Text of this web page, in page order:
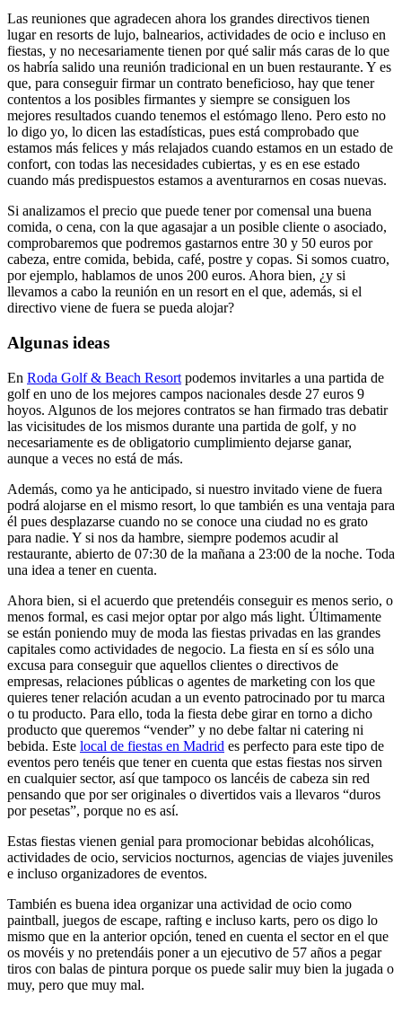
Las reuniones que agradecen ahora los grandes directivos tienen
lugar en resorts de lujo, balnearios, actividades de ocio e incluso en
fiestas, y no necesariamente tienen por qué salir más caras de lo que
os habría salido una reunión tradicional en un buen restaurante. Y es
que, para conseguir firmar un contrato beneficioso, hay que tener
contentos a los posibles firmantes y siempre se consiguen los
mejores resultados cuando tenemos el estómago lleno. Pero esto no
lo digo yo, lo dicen las estadísticas, pues está comprobado que
estamos más felices y más relajados cuando estamos en un estado de
confort, con todas las necesidades cubiertas, y es en ese estado
cuando más predispuestos estamos a aventurarnos en cosas nuevas.
Si analizamos el precio que puede tener por comensal una buena
comida, o cena, con la que agasajar a un posible cliente o asociado,
comprobaremos que podremos gastarnos entre 30 y 50 euros por
cabeza, entre comida, bebida, café, postre y copas. Si somos cuatro,
por ejemplo, hablamos de unos 200 euros. Ahora bien, ¿y si
llevamos a cabo la reunión en un resort en el que, además, si el
directivo viene de fuera se pueda alojar?
Algunas ideas
En Roda Golf & Beach Resort podemos invitarles a una partida de
golf en uno de los mejores campos nacionales desde 27 euros 9
hoyos. Algunos de los mejores contratos se han firmado tras debatir
las vicisitudes de los mismos durante una partida de golf, y no
necesariamente es de obligatorio cumplimiento dejarse ganar,
aunque a veces no está de más.
Además, como ya he anticipado, si nuestro invitado viene de fuera
podrá alojarse en el mismo resort, lo que también es una ventaja para
él pues desplazarse cuando no se conoce una ciudad no es grato
para nadie. Y si nos da hambre, siempre podemos acudir al
restaurante, abierto de 07:30 de la mañana a 23:00 de la noche. Toda
una idea a tener en cuenta.
Ahora bien, si el acuerdo que pretendéis conseguir es menos serio, o
menos formal, es casi mejor optar por algo más light. Últimamente
se están poniendo muy de moda las fiestas privadas en las grandes
capitales como actividades de negocio. La fiesta en sí es sólo una
excusa para conseguir que aquellos clientes o directivos de
empresas, relaciones públicas o agentes de marketing con los que
quieres tener relación acudan a un evento patrocinado por tu marca
o tu producto. Para ello, toda la fiesta debe girar en torno a dicho
producto que queremos “vender” y no debe faltar ni catering ni
bebida. Este local de fiestas en Madrid es perfecto para este tipo de
eventos pero tenéis que tener en cuenta que estas fiestas nos sirven
en cualquier sector, así que tampoco os lancéis de cabeza sin red
pensando que por ser originales o divertidos vais a llevaros “duros
por pesetas”, porque no es así.
Estas fiestas vienen genial para promocionar bebidas alcohólicas,
actividades de ocio, servicios nocturnos, agencias de viajes juveniles
e incluso organizadores de eventos.
También es buena idea organizar una actividad de ocio como
paintball, juegos de escape, rafting e incluso karts, pero os digo lo
mismo que en la anterior opción, tened en cuenta el sector en el que
os movéis y no pretendáis poner a un ejecutivo de 57 años a pegar
tiros con balas de pintura porque os puede salir muy bien la jugada o
muy, pero que muy mal.